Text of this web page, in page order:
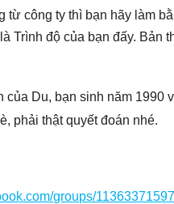
công ty thì bạn hãy làm
Trình độ của bạn đấy. Bản
của Du, bạn sinh năm 1990
phải thật quyết đoán nhé.
groups/